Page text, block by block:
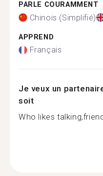
PARLE COURAMMENT
Chinois (Simplifié)
APPREND
Français
Je veux un
soit
Who likes